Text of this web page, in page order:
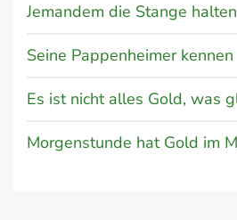
Jemandem die Stange halten
Seine Pappenheimer kennen
Es ist nicht alles Gold, was
Morgenstunde hat Gold im